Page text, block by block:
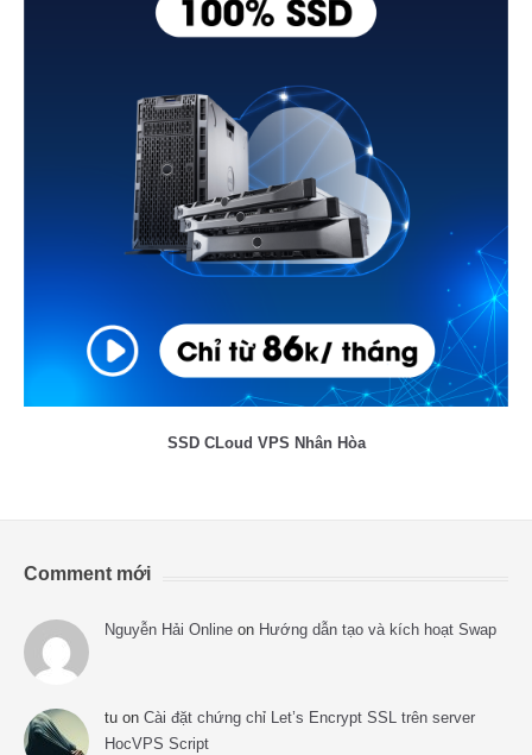
SSD CLoud VPS Nhân Hòa
Comment mới
Nguyễn Hải Online on Hướng dẫn tạo và kích hoạt Swap
tu on Cài đặt chứng chỉ Let’s Encrypt SSL trên server
HocVPS Script